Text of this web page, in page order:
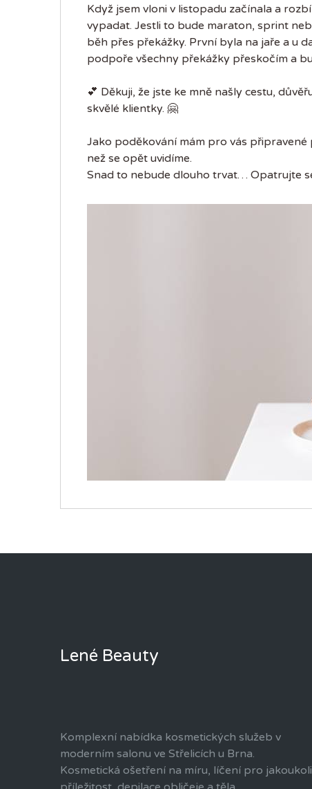
Když jsem vloni v listopadu začínala a
vypadat. Jestli to bude maraton, sprint
běh přes překážky. První byla na jaře a u
podpoře všechny překážky přeskočím a
💕 Děkuji, že jste ke mně našly cestu,
skvělé klientky. 🤗
Jako poděkování mám pro vás připravené
než se opět uvidíme.
Snad to nebude dlouho trvat… Opatrujte
Lené Beauty
Komplexní nabídka kosmetických služeb v
moderním salonu ve Střelicích u Brna.
Kosmetická ošetření na míru, líčení pro jakoukoli